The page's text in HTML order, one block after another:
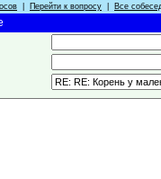
Перейти к вопросу Все